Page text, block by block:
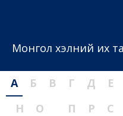
Монгол хэлний их
А Б В Г Д Е
Н
О П Р С